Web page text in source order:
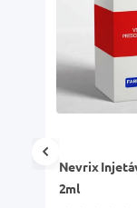
Nevrix
2ml